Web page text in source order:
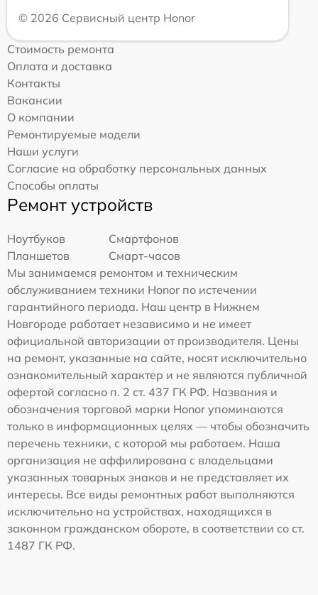
© 2026 Сервисный центр Honor
Стоимость ремонта
Оплата и доставка
Контакты
Вакансии
О компании
Ремонтируемые модели
Наши услуги
Согласие на обработку персональных данных
Способы оплаты
Ремонт устройств
Ноутбуков
Смартфонов
Планшетов
Смарт-часов
Мы занимаемся ремонтом и техническим
обслуживанием техники Honor по истечении
гарантийного периода. Наш центр в Нижнем
Новгороде работает независимо и не имеет
официальной авторизации от производителя. Цены
на ремонт, указанные на сайте, носят исключительно
ознакомительный характер и не являются публичной
офертой согласно п. 2 ст. 437 ГК РФ. Названия и
обозначения торговой марки Honor упоминаются
только в информационных целях — чтобы обозначить
перечень техники, с которой мы работаем. Наша
организация не аффилирована с владельцами
указанных товарных знаков и не представляет их
интересы. Все виды ремонтных работ выполняются
исключительно на устройствах, находящихся в
законном гражданском обороте, в соответствии со ст.
1487 ГК РФ.